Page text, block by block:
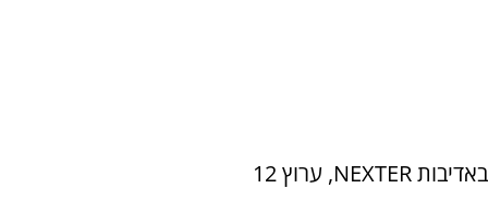
באדיבות NEXTER, ערוץ 12